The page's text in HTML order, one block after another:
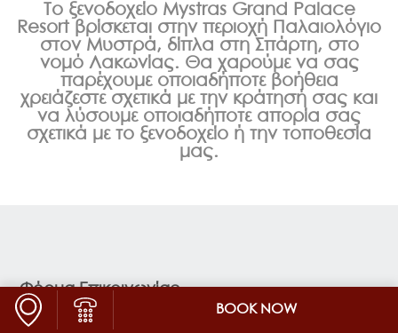
BOOK NOW
ΣΥΝΈΔΡΙΑ
ΕΠΙΚΟΙΝΩΝΊΑ
ΓΙΑΤΊ ΝΑ ΕΠΙΛΈΞΕΤΕ ΕΜΆΣ
ΠΟΛΙΤΙΚΉ ΠΟΙΌΤΗΤΑΣ
360 ΞΕΝΆΓΗΣΗ
Το ξενοδοχείο Mystras Grand Palace
Resort βρίσκεται στην περιοχή Παλαιολόγιο
στον Μυστρά, δίπλα στη Σπάρτη, στο
νομό Λακωνίας. Θα χαρούμε να σας
παρέχουμε οποιαδήποτε βοήθεια
χρειάζεστε σχετικά με την κράτησή σας και
να λύσουμε οποιαδήποτε απορία σας
σχετικά με το ξενοδοχείο ή την τοποθεσία
μας.
Φόρμα Επικοινωνίας